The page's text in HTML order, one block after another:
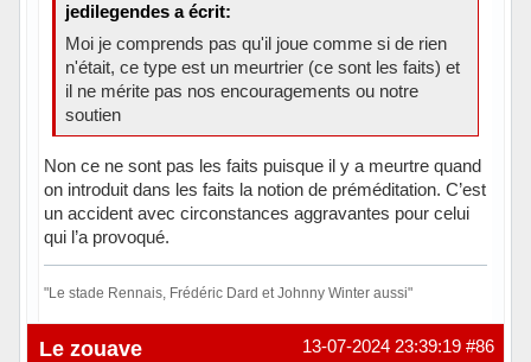
jedilegendes a écrit:
Moi je comprends pas qu'il joue comme si de rien
n'était, ce type est un meurtrier (ce sont les faits) et
il ne mérite pas nos encouragements ou notre
soutien
Non ce ne sont pas les faits puisque il y a meurtre quand
on introduit dans les faits la notion de préméditation. C’est
un accident avec circonstances aggravantes pour celui
qui l’a provoqué.
"Le stade Rennais, Frédéric Dard et Johnny Winter aussi"
Hors ligne #86
13-07-2024 23:39:19
Le zouave